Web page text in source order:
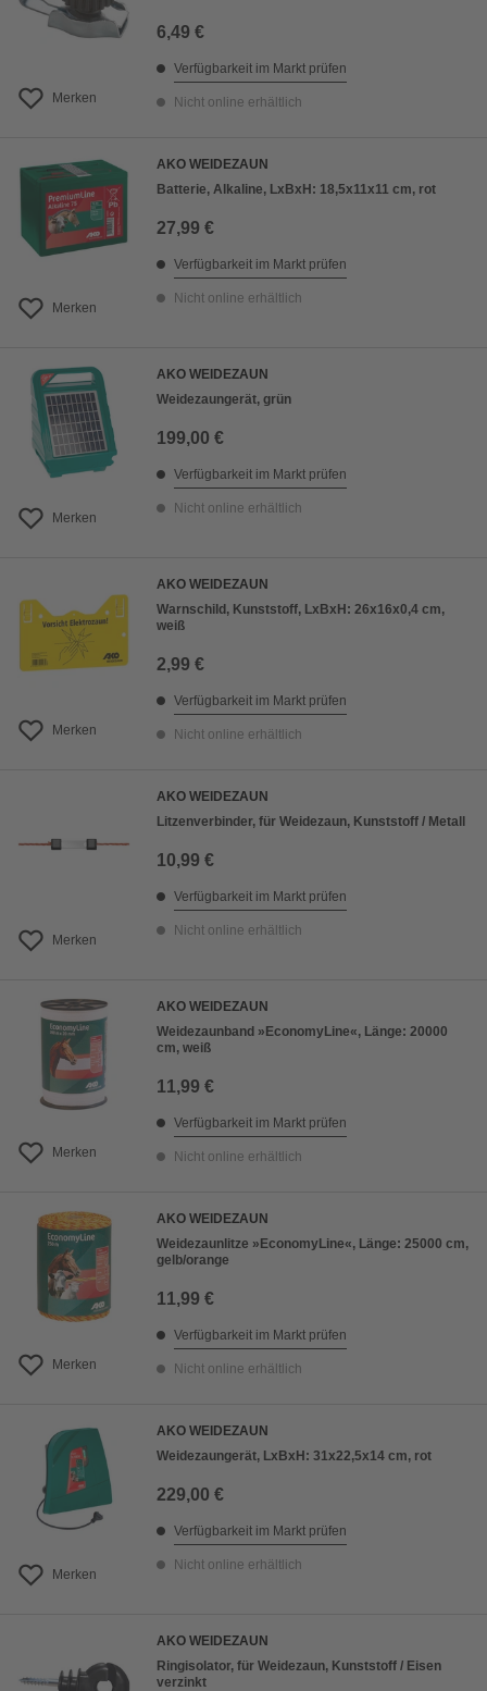
Merken
6,49 €
Verfügbarkeit im Markt prüfen
Nicht online erhältlich
Merken
AKO WEIDEZAUN
Batterie, Alkaline, LxBxH: 18,5x11x11 cm, rot
27,99 €
Verfügbarkeit im Markt prüfen
Nicht online erhältlich
Merken
AKO WEIDEZAUN
Weidezaungerät, grün
199,00 €
Verfügbarkeit im Markt prüfen
Nicht online erhältlich
Merken
AKO WEIDEZAUN
Warnschild, Kunststoff, LxBxH: 26x16x0,4 cm,
weiß
2,99 €
Verfügbarkeit im Markt prüfen
Nicht online erhältlich
Merken
AKO WEIDEZAUN
Litzenverbinder, für Weidezaun, Kunststoff / Metall
10,99 €
Verfügbarkeit im Markt prüfen
Nicht online erhältlich
Merken
AKO WEIDEZAUN
Weidezaunband »EconomyLine«, Länge: 20000
cm, weiß
11,99 €
Verfügbarkeit im Markt prüfen
Nicht online erhältlich
Merken
AKO WEIDEZAUN
Weidezaunlitze »EconomyLine«, Länge: 25000 cm,
gelb/orange
11,99 €
Verfügbarkeit im Markt prüfen
Nicht online erhältlich
Merken
AKO WEIDEZAUN
Weidezaungerät, LxBxH: 31x22,5x14 cm, rot
229,00 €
Verfügbarkeit im Markt prüfen
Nicht online erhältlich
AKO WEIDEZAUN
Ringisolator, für Weidezaun, Kunststoff / Eisen
verzinkt